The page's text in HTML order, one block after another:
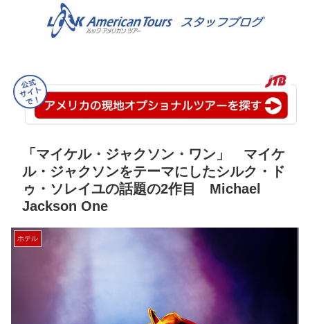
「マイケル・ジャクソン・ワン」 マイケ
ル・ジャクソンをテーマにしたシルク・ド
ゥ・ソレイユの話題の2作目 Michael
Jackson One
ホテル